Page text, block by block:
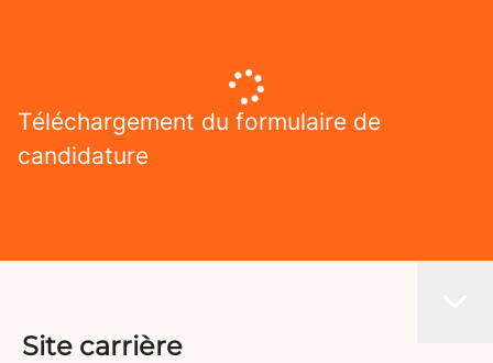
Téléchargement du formulaire de
candidature
Site carrière